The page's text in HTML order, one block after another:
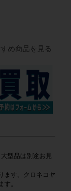
め商品を見る
型品は別途お見
ます。クロネコヤ
。